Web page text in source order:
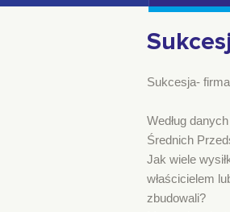
Sukcesja-
Według
Średnich
Jak wiele
właścicielem
zbudowali?